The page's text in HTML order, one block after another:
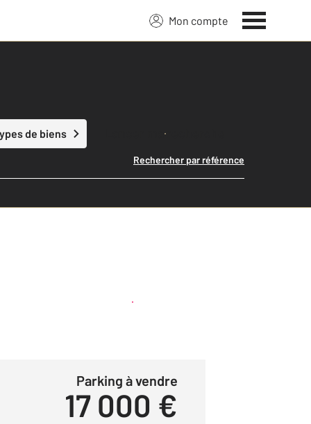
Mon compte
de biens Lancer ma recherche
Rechercher par référence
Créer une alerte
Parking à vendre
17 000 €